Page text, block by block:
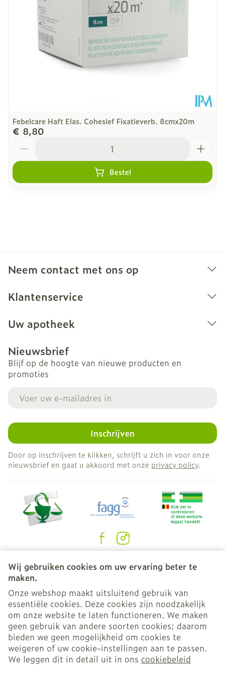
Wij gebruiken cookies om uw ervaring beter te
maken.
Onze webshop maakt uitsluitend gebruik van
essentiële cookies. Deze cookies zijn noodzakelijk
om onze website te laten functioneren. We maken
geen gebruik van andere soorten cookies; daarom
bieden we geen mogelijkheid om cookies te
weigeren of uw cookie-instellingen aan te passen.
We leggen dit in detail uit in ons cookiebeleid
Febelcare Haft Elas. Cohesief Fixatieverb. 8cmx20m
€ 8,80
Bestel
Neem contact met ons op
Klantenservice
Uw apotheek
Nieuwsbrief
Blijf op de hoogte van nieuwe producten en
promoties
Inschrijven
Door op inschrijven te klikken, schrijft u zich in voor onze
nieuwsbrief en gaat u akkoord met onze privacy policy.
Juridische links